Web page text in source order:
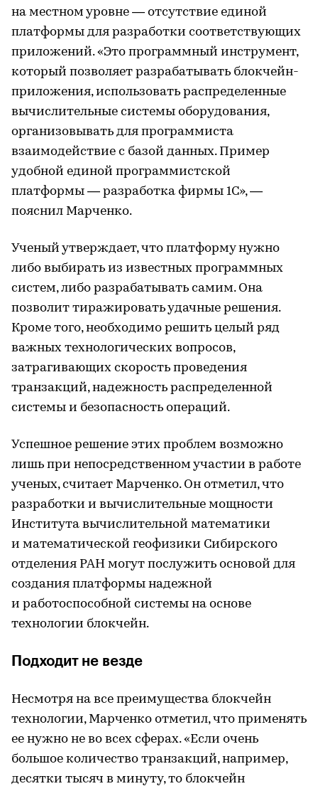
на местном уровне — отсутствие единой
платформы для разработки соответствующих
приложений. «Это программный инструмент,
который позволяет разрабатывать блокчейн-
приложения, использовать распределенные
вычислительные системы оборудования,
организовывать для программиста
взаимодействие с базой данных. Пример
удобной единой программистской
платформы — разработка фирмы 1С», —
пояснил Марченко.
Ученый утверждает, что платформу нужно
либо выбирать из известных программных
систем, либо разрабатывать самим. Она
позволит тиражировать удачные решения.
Кроме того, необходимо решить целый ряд
важных технологических вопросов,
затрагивающих скорость проведения
транзакций, надежность распределенной
системы и безопасность операций.
Успешное решение этих проблем возможно
лишь при непосредственном участии в работе
ученых, считает Марченко. Он отметил, что
разработки и вычислительные мощности
Института вычислительной математики
и математической геофизики Сибирского
отделения РАН могут послужить основой для
создания платформы надежной
и работоспособной системы на основе
технологии блокчейн.
Подходит не везде
Несмотря на все преимущества блокчейн
технологии, Марченко отметил, что применять
ее нужно не во всех сферах. «Если очень
большое количество транзакций, например,
десятки тысяч в минуту, то блокчейн